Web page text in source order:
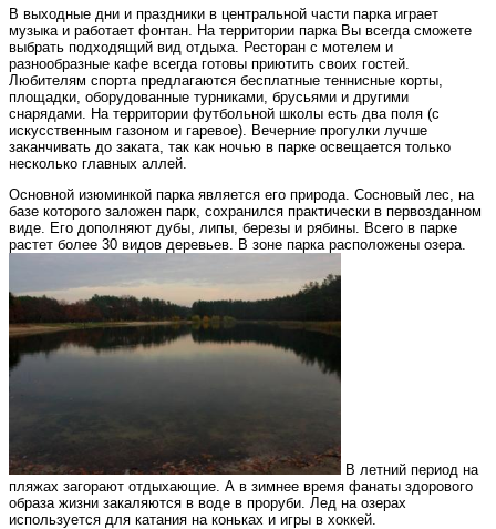
В выходные дни и праздники в центральной части парка играет
музыка и работает фонтан. На территории парка Вы всегда сможете
выбрать подходящий вид отдыха. Ресторан с мотелем и
разнообразные кафе всегда готовы приютить своих гостей.
Любителям спорта предлагаются бесплатные теннисные корты,
площадки, оборудованные турниками, брусьями и другими
снарядами. На территории футбольной школы есть два поля (с
искусственным газоном и гаревое). Вечерние прогулки лучше
заканчивать до заката, так как ночью в парке освещается только
несколько главных аллей.
Основной изюминкой парка является его природа. Сосновый лес, на
базе которого заложен парк, сохранился практически в первозданном
виде. Его дополняют дубы, липы, березы и рябины. Всего в парке
растет более 30 видов деревьев. В зоне парка расположены озера.
В летний период на
пляжах загорают отдыхающие. А в зимнее время фанаты здорового
образа жизни закаляются в воде в проруби. Лед на озерах
используется для катания на коньках и игры в хоккей.